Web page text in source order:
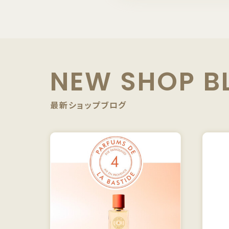
NEW SHOP
最新ショップブログ